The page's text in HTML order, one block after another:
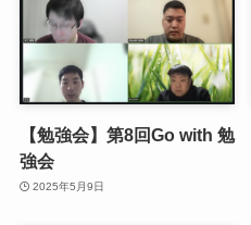
【勉強会】第8回Go with 勉
強会
2025年5月9日